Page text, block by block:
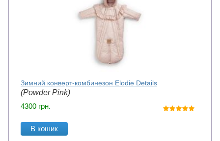
Зимний конверт-комбинезон Elodie Details
(Powder Pink)
4300 грн.
В кошик